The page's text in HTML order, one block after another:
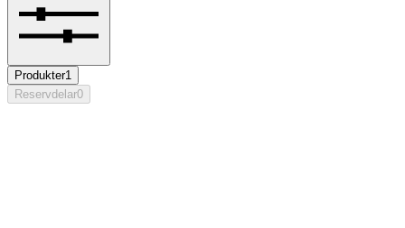
Produkter1
Reservdelar0